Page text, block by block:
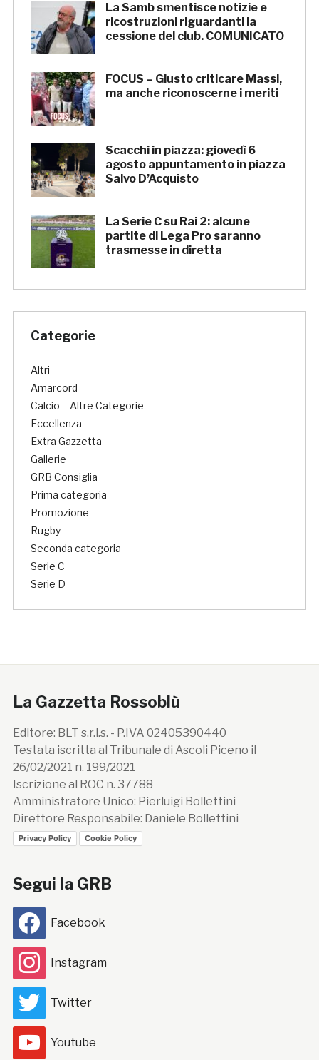
La Samb smentisce notizie e
ricostruzioni riguardanti la
cessione del club. COMUNICATO
FOCUS – Giusto criticare Massi,
ma anche riconoscerne i meriti
Scacchi in piazza: giovedì 6
agosto appuntamento in piazza
Salvo D’Acquisto
La Serie C su Rai 2: alcune
partite di Lega Pro saranno
trasmesse in diretta
Categorie
Altri
Amarcord
Calcio – Altre Categorie
Eccellenza
Extra Gazzetta
Gallerie
GRB Consiglia
Prima categoria
Promozione
Rugby
Seconda categoria
Serie C
Serie D
La Gazzetta Rossoblù
Editore: BLT s.r.l.s. - P.IVA 02405390440
Testata iscritta al Tribunale di Ascoli Piceno il
26/02/2021 n. 199/2021
Iscrizione al ROC n. 37788
Amministratore Unico: Pierluigi Bollettini
Direttore Responsabile: Daniele Bollettini
Privacy Policy Cookie Policy
Segui la GRB
Facebook
Instagram
Twitter
Youtube